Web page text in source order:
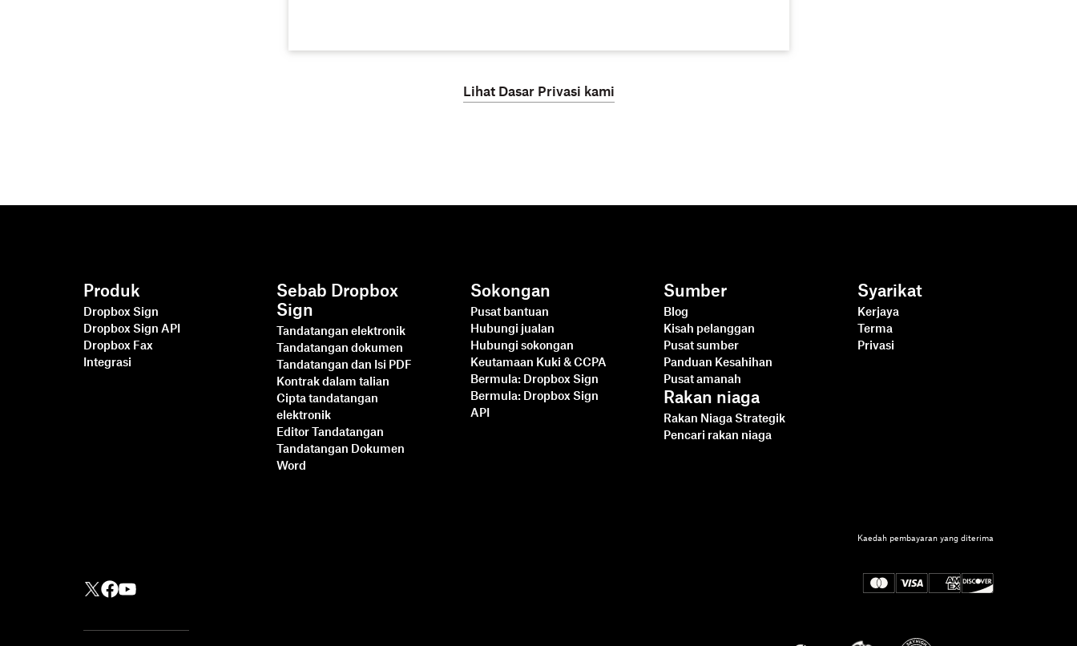
Lihat Dasar Privasi kami
Mempercepatkan
2025
SignNow untuk
Produk
Dropbox Sign
Dropbox Sign API
Dropbox Fax
Integrasi
Sebab Dropbox
Sign
Tandatangan elektronik
Tandatangan dokumen
Tandatangan dan Isi PDF
Kontrak dalam talian
Cipta tandatangan
elektronik
Editor Tandatangan
Tandatangan Dokumen
Word
Sokongan
Pusat bantuan
Hubungi jualan
Hubungi sokongan
Keutamaan Kuki & CCPA
Bermula: Dropbox Sign
Bermula: Dropbox Sign
API
Sumber
Blog
Kisah pelanggan
Pusat sumber
Panduan Kesahihan
Pusat amanah
Rakan niaga
Rakan Niaga Strategik
Pencari rakan niaga
Syarikat
Kerjaya
Terma
Privasi
Kaedah pembayaran yang diterima